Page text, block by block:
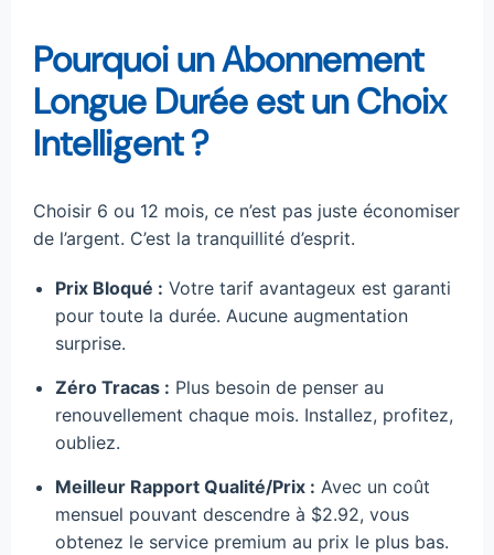
Pourquoi un Abonnement
Longue Durée est un Choix
Intelligent ?
Choisir 6 ou 12 mois, ce n’est pas juste économiser
de l’argent. C’est la tranquillité d’esprit.
Prix Bloqué : Votre tarif avantageux est garanti
pour toute la durée. Aucune augmentation
surprise.
Zéro Tracas : Plus besoin de penser au
renouvellement chaque mois. Installez, profitez,
oubliez.
Meilleur Rapport Qualité/Prix : Avec un coût
mensuel pouvant descendre à $2.92, vous
obtenez le service premium au prix le plus bas.